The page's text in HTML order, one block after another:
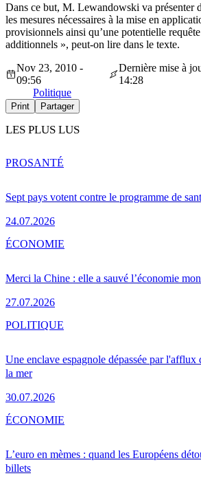
Dans ce but, M. Lewandowski va présenter
les mesures nécessaires à la mise en
provisionnels ainsi qu’une potentielle
additionnels », peut-on lire dans le texte.
Nov 23, 2010 -
09:56
Dernière mise à
14:28
Politique
Print Partager
LES PLUS LUS
Sept pays votent contre le programme de
24.07.2026
PROSANTÉ
Merci la Chine : elle a sauvé l’économie
27.07.2026
ÉCONOMIE
Une enclave espagnole dépassée par
la mer
30.07.2026
POLITIQUE
L’euro en mèmes : quand les Européens
billets
ÉCONOMIE